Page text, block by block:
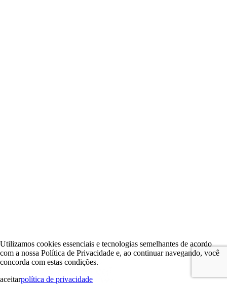
Utilizamos cookies essenciais e tecnologias semelhantes de acordo
com a nossa Política de Privacidade e, ao continuar navegando, você
concorda com estas condições.
aceitarpolítica de privacidade